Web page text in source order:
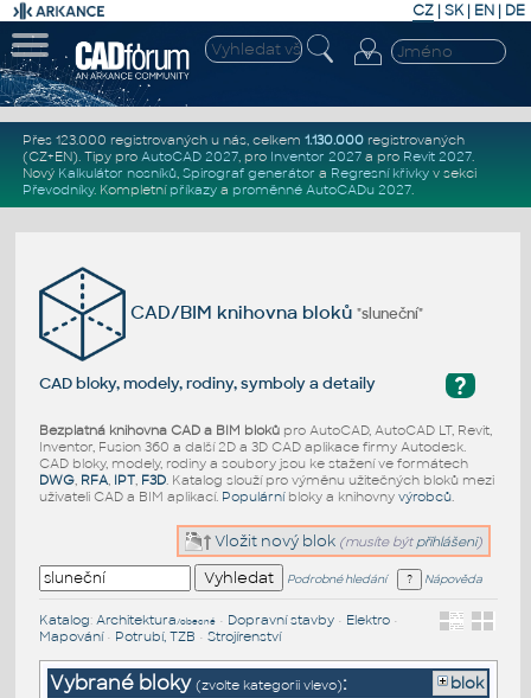
CZ | SK| EN | DE
Přes 123.000 registrovaných u nás, celkem 1.130.000registrovaných
(CZ+EN). Tipy pro AutoCAD 2027, pro Inventor 2027a pro Revit 2027.
Nový Kalkulátor nosníků, Spirograf generátor a Regresní křivkyv sekci
Převodníky. Kompletní příkazya proměnné AutoCADu 2027.
CAD/BIM knihovna bloků"sluneční"
?
CAD bloky, modely, rodiny, symboly a detaily
Bezplatná knihovna CAD a BIM blokůpro AutoCAD, AutoCAD LT, Revit,
Inventor, Fusion 360 a další 2D a 3D CAD aplikace firmy Autodesk.
CAD bloky, modely, rodiny a soubory jsou ke stažení ve formátech
DWG, RFA, IPT, F3D. Katalog slouží pro výměnu užitečných bloků mezi
uživateli CAD a BIM aplikací. Populárníbloky a knihovny výrobců.
Vložit nový blok (musíte být přihlášeni)
Podrobné hledání Nápověda
Katalog: Architektura/obecné• Dopravní stavby• Elektro•
Mapování• Potrubí, TZB • Strojírenství
Vybrané bloky (zvolte kategorii vlevo): blok